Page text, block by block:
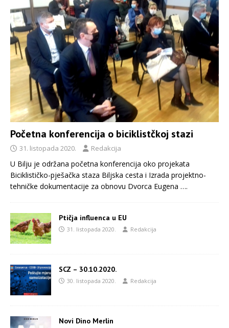
Početna konferencija o biciklistčkoj stazi
31. listopada 2020. Redakcija
U Bilju je održana početna konferencija oko projekata
Biciklističko-pješačka staza Biljska cesta i Izrada projektno-
tehničke dokumentacije za obnovu Dvorca Eugena ….
Ptičja influenca u EU
31. listopada 2020. Redakcija
SCZ – 30.10.2020.
30. listopada 2020. Redakcija
Novi Dino Merlin